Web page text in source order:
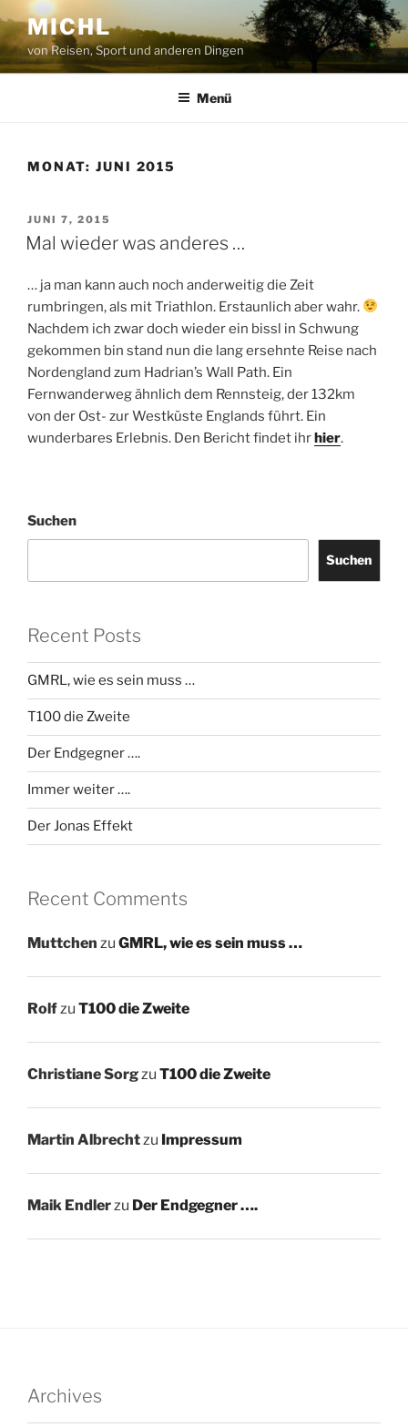
Inhalt
springen
MICHL
von Reisen, Sport und anderen Dingen
Menü
MONAT: JUNI 2015
VERÖFFENTLICHT
AM
JUNI 7, 2015
Mal wieder was anderes …
… ja man kann auch noch anderweitig die Zeit
rumbringen, als mit Triathlon. Erstaunlich aber wahr.
Nachdem ich zwar doch wieder ein bissl in Schwung
gekommen bin stand nun die lang ersehnte Reise nach
Nordengland zum Hadrian’s Wall Path. Ein
Fernwanderweg ähnlich dem Rennsteig, der 132km
von der Ost- zur Westküste Englands führt. Ein
wunderbares Erlebnis. Den Bericht findet ihrhier.
Suchen
Suchen
Recent Posts
GMRL, wie es sein muss …
T100 die Zweite
Der Endgegner ….
Immer weiter ….
Der Jonas Effekt
Recent Comments
Muttchen zu GMRL, wie es sein muss …
Rolfzu T100 die Zweite
Christiane Sorgzu T100 die Zweite
Martin Albrechtzu Impressum
Maik Endlerzu Der Endgegner ….
Archives